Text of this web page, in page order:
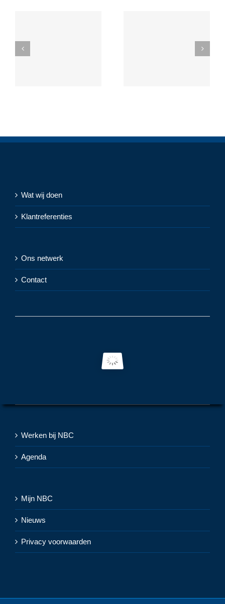
Wat wij doen
Klantreferenties
Ons netwerk
Contact
Werken bij NBC
Agenda
Mijn NBC
Nieuws
Privacy voorwaarden